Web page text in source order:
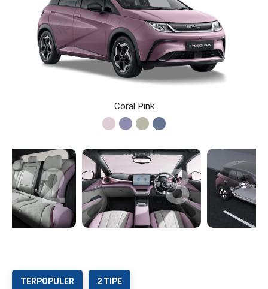
Coral Pink
3 4
TERPOPULER 2 TIPE